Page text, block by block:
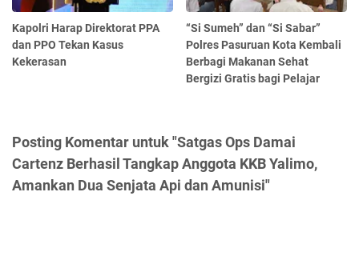
Kapolri Harap Direktorat PPA
dan PPO Tekan Kasus
Kekerasan
“Si Sumeh” dan “Si Sabar”
Polres Pasuruan Kota Kembali
Berbagi Makanan Sehat
Bergizi Gratis bagi Pelajar
Posting Komentar untuk "Satgas Ops Damai
Cartenz Berhasil Tangkap Anggota KKB Yalimo,
Amankan Dua Senjata Api dan Amunisi"